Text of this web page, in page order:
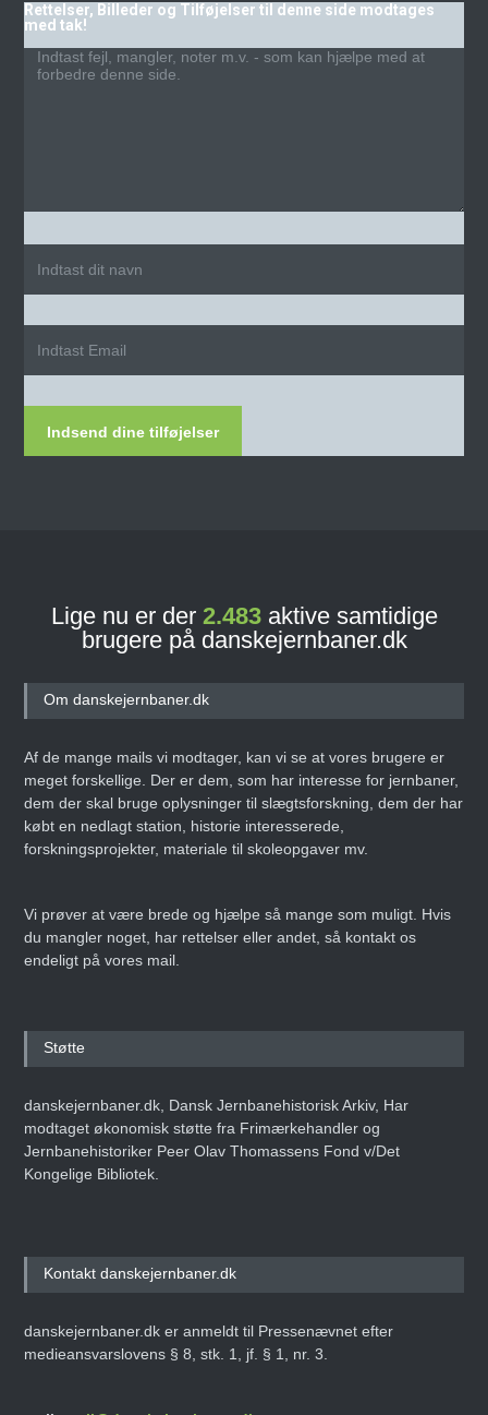
Rettelser, Billeder og Tilføjelser til denne side modtages
med tak!
Indsend dine tilføjelser
Lige nu er der 2.483aktive samtidige
brugere på danskejernbaner.dk
Om danskejernbaner.dk
Af de mange mails vi modtager, kan vi se at vores brugere er
meget forskellige. Der er dem, som har interesse for jernbaner,
dem der skal bruge oplysninger til slægtsforskning, dem der har
købt en nedlagt station, historie interesserede,
forskningsprojekter, materiale til skoleopgaver mv.
Vi prøver at være brede og hjælpe så mange som muligt. Hvis
du mangler noget, har rettelser eller andet, så kontakt os
endeligt på vores mail.
Støtte
danskejernbaner.dk, Dansk Jernbanehistorisk Arkiv, Har
modtaget økonomisk støtte fra Frimærkehandler og
Jernbanehistoriker Peer Olav Thomassens Fond v/Det
Kongelige Bibliotek.
Kontakt danskejernbaner.dk
danskejernbaner.dk er anmeldt til Pressenævnet efter
medieansvarslovens § 8, stk. 1, jf. § 1, nr. 3.